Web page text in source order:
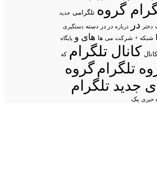
گروه تلگرامی جدید
دختر در درباره در در دسته دستگیری
شبکه + شرکت می ها های و پایگاه
کانال تلگرام که
تلگرامگروه
جدید تلگرام
خبری یک